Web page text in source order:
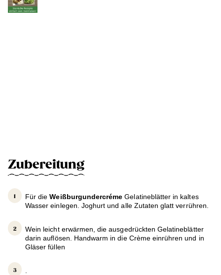
Zubereitung
Für dieWeißburgundercrémeGelatineblätter in kaltes
Wasser einlegen. Joghurt und alle Zutaten glatt verrühren.
Wein leicht erwärmen, die ausgedrückten Gelatineblätter
darin auflösen. Handwarm in die Crème einrühren und in
Gläser füllen
.